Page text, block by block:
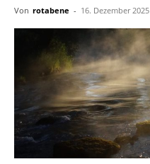
Von rotabene - 16. Dezember 2025